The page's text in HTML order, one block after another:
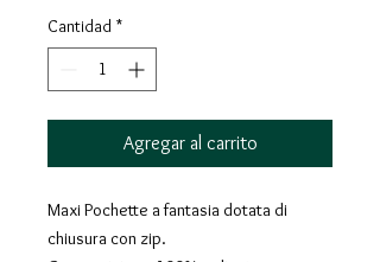
Cantidad *
Agregar al carrito
Maxi Pochette a fantasia dotata di
chiusura con zip.